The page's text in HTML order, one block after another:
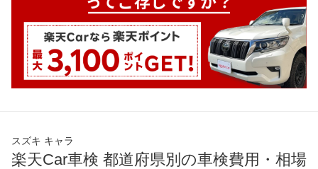
スズキ キャラ
楽天Car車検 都道府県別の車検費用・相場